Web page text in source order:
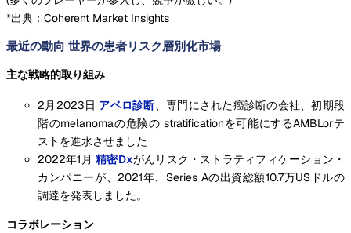
*出典：Coherent Market Insights
最近の動向 世界の患者リスク層別化市場
主な戦略的取り組み
2月2023日 アベロ診断、専門にされた癌診断の会社、初期段
階のmelanomaの危険の stratificationを可能にするAMBLorテ
ストを進水させました
2022年1月精密Dxがんリスク・ストラティフィケーション・
カンパニーが、2021年、Series Aの出資総額10.7万USドルの
調達を発表しました。
コラボレーション